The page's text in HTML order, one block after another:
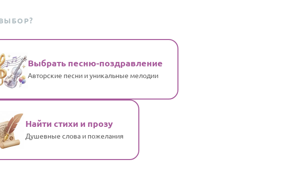
Выбрать песню-поздравление
Авторские песни и уникальные мелодии
Найти стихи и прозу
Душевные слова и пожелания